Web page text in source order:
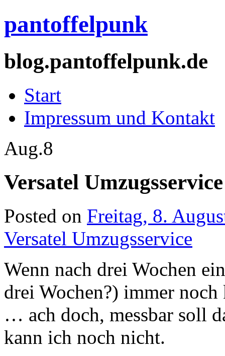
pantoffelpunk
blog.pantoffelpunk.de
Start
Impressum und Kontakt
Aug.8
Versatel Umzugsservice
Posted on Freitag, 8.
Versatel Umzugsservice
Wenn nach drei Wochen
drei Wochen?) immer
… ach doch, messbar soll
kann ich noch nicht.